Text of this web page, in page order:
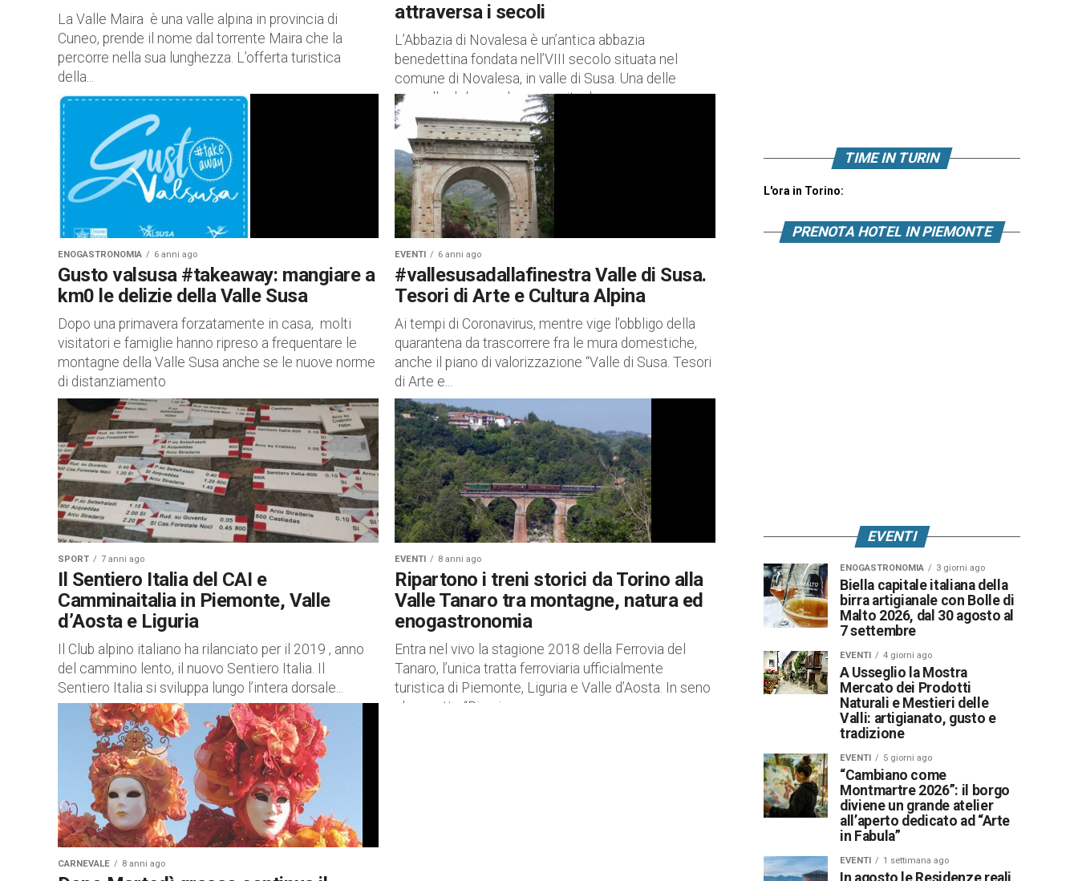
La Valle Maira è una valle alpina in provincia di
Cuneo, prende il nome dal torrente Maira che la
percorre nella sua lunghezza. L’offerta turistica
della...
attraversa i secoli
L’Abbazia di Novalesa è un’antica abbazia
benedettina fondata nell’VIII secolo situata nel
comune di Novalesa, in valle di Susa. Una delle
cappelle del complesso ospita due...
ENOGASTRONOMIA 6 anni ago
Gusto valsusa #takeaway: mangiare a
km0 le delizie della Valle Susa
Dopo una primavera forzatamente in casa, molti
visitatori e famiglie hanno ripreso a frequentare le
montagne della Valle Susa anche se le nuove norme
di distanziamento
EVENTI 6 anni ago
#vallesusadallafinestra Valle di Susa.
Tesori di Arte e Cultura Alpina
Ai tempi di Coronavirus, mentre vige l’obbligo della
quarantena da trascorrere fra le mura domestiche,
anche il piano di valorizzazione “Valle di Susa. Tesori
di Arte e...
SPORT 7 anni ago
Il Sentiero Italia del CAI e
Camminaitalia in Piemonte, Valle
d’Aosta e Liguria
Il Club alpino italiano ha rilanciato per il 2019 , anno
del cammino lento, il nuovo Sentiero Italia. Il
Sentiero Italia si sviluppa lungo l’intera dorsale...
EVENTI 8 anni ago
Ripartono i treni storici da Torino alla
Valle Tanaro tra montagne, natura ed
enogastronomia
Entra nel vivo la stagione 2018 della Ferrovia del
Tanaro, l’unica tratta ferroviaria ufficialmente
turistica di Piemonte, Liguria e Valle d’Aosta. In seno
al progetto “Binari...
CARNEVALE 8 anni ago
TIME IN TURIN
L'ora in Torino:
PRENOTA HOTEL IN PIEMONTE
EVENTI
ENOGASTRONOMIA 3 giorni ago
Biella capitale italiana della
birra artigianale con Bolle di
Malto 2026, dal 30 agosto al
7 settembre
EVENTI 4 giorni ago
A Usseglio la Mostra
Mercato dei Prodotti
Naturali e Mestieri delle
Valli: artigianato, gusto e
tradizione
EVENTI 5 giorni ago
“Cambiano come
Montmartre 2026”: il borgo
diviene un grande atelier
all’aperto dedicato ad “Arte
in Fabula”
EVENTI 1 settimana ago